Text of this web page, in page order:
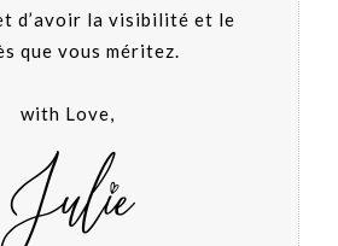
d’avoir la visibilité et le
que vous méritez.
with Love,